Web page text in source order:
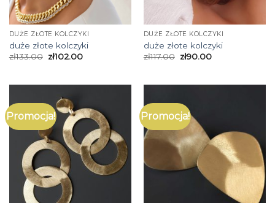
DUŻE ZŁOTE KOLCZYKI
duże złote kolczyki
zł133.00 zł102.00
DUŻE ZŁOTE KOLCZYKI
duże złote kolczyki
zł117.00 zł90.00
Promocja! Promocja!